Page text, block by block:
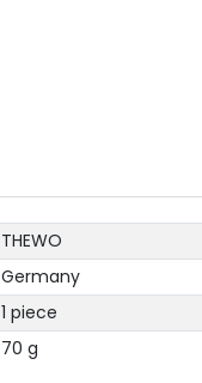
THEWO
Germany
1 piece
70 g